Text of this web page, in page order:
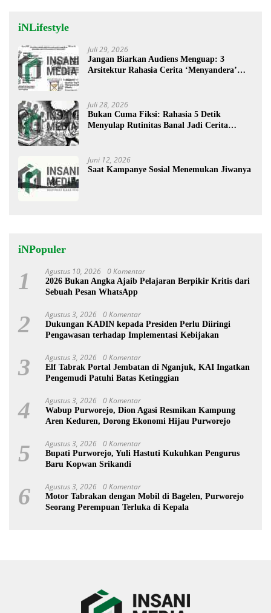
iNLifestyle
Juli 29, 2026
Jangan Biarkan Audiens Menguap: 3
Arsitektur Rahasia Cerita ‘Menyandera’
Juli 28, 2026
Bukan Cuma Fiksi: Rahasia 5 Detik
Menyulap Rutinitas Banal Jadi Cerita
Juni 12, 2026
Saat Kampanye Sosial Menemukan Jiwanya
iNPopuler
1 Agustus 10, 2026 0 Komentar
2026 Bukan Angka Ajaib Pelajaran Berpikir Kritis dari
Sebuah Pesan WhatsApp
2 Agustus 3, 2026 0 Komentar
Dukungan KADIN kepada Presiden Perlu Diiringi
Pengawasan terhadap Implementasi Kebijakan
3 Agustus 3, 2026 0 Komentar
Elf Tabrak Portal Jembatan di Nganjuk, KAI Ingatkan
Pengemudi Patuhi Batas Ketinggian
4 Agustus 3, 2026 0 Komentar
Wabup Purworejo, Dion Agasi Resmikan Kampung
Aren Keduren, Dorong Ekonomi Hijau Purworejo
5 Agustus 3, 2026 0 Komentar
Bupati Purworejo, Yuli Hastuti Kukuhkan Pengurus
Baru Kopwan Srikandi
6 Agustus 3, 2026 0 Komentar
Motor Tabrakan dengan Mobil di Bagelen, Purworejo
Seorang Perempuan Terluka di Kepala